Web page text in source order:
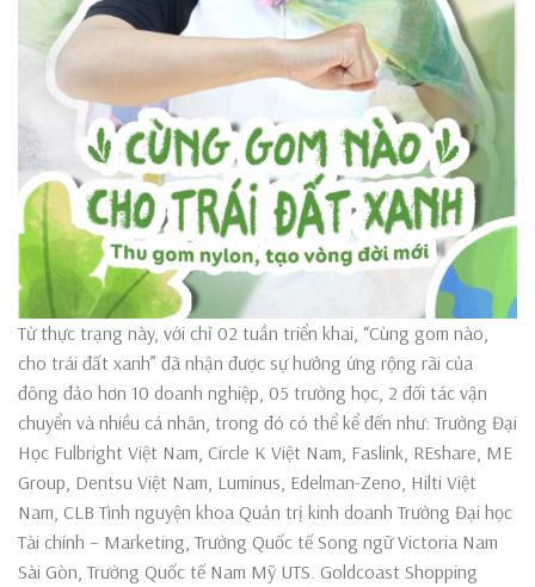
Từ thực trạng này, với chỉ 02 tuần triển khai, “Cùng gom nào,
cho trái đất xanh” đã nhận được sự hưởng ứng rộng rãi của
đông đảo hơn 10 doanh nghiệp, 05 trường học, 2 đối tác vận
chuyển và nhiều cá nhân, trong đó có thể kể đến như: Trường Đại
Học Fulbright Việt Nam, Circle K Việt Nam, Faslink, REshare, ME
Group, Dentsu Việt Nam, Luminus, Edelman-Zeno, Hilti Việt
Nam, CLB Tình nguyện khoa Quản trị kinh doanh Trường Đại học
Tài chính – Marketing, Trường Quốc tế Song ngữ Victoria Nam
Sài Gòn, Trường Quốc tế Nam Mỹ UTS. Goldcoast Shopping